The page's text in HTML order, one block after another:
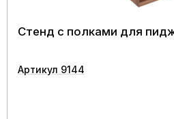
Стенд с полками для
Артикул 9144